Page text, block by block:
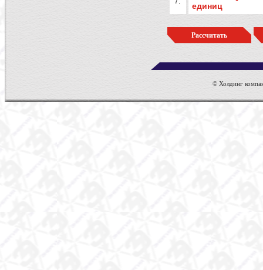
единиц
© Холдинг